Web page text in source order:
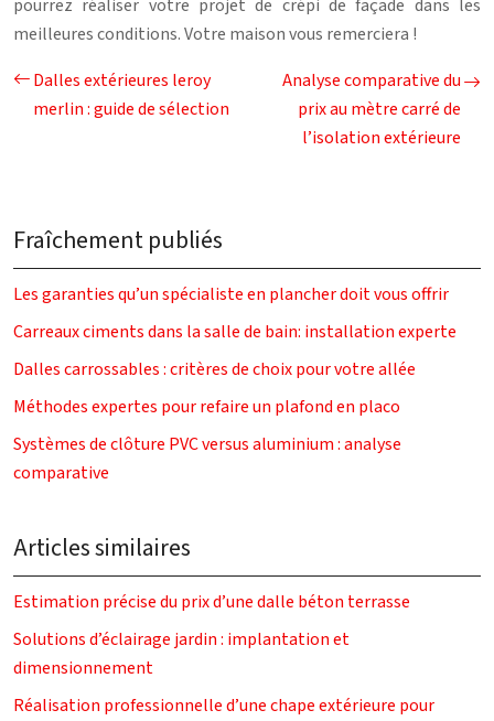
pourrez réaliser votre projet de crépi de façade dans les
meilleures conditions. Votre maison vous remerciera !
Dalles extérieures leroy
merlin : guide de sélection
Analyse comparative du
prix au mètre carré de
l’isolation extérieure
Fraîchement publiés
Les garanties qu’un spécialiste en plancher doit vous offrir
Carreaux ciments dans la salle de bain: installation experte
Dalles carrossables : critères de choix pour votre allée
Méthodes expertes pour refaire un plafond en placo
Systèmes de clôture PVC versus aluminium : analyse
comparative
Articles similaires
Estimation précise du prix d’une dalle béton terrasse
Solutions d’éclairage jardin : implantation et
dimensionnement
Réalisation professionnelle d’une chape extérieure pour